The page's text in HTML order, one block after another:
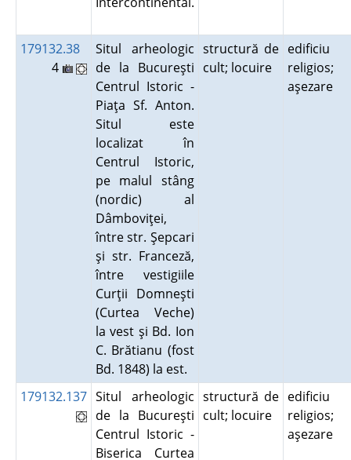
179132.38
4
Situl arheologic
de la Bucureşti
Centrul Istoric -
Piaţa Sf. Anton.
Situl este
localizat în
Centrul Istoric,
pe malul stâng
(nordic) al
Dâmboviţei,
între str. Şepcari
şi str. Franceză,
între vestigiile
Curţii Domneşti
(Curtea Veche)
la vest şi Bd. Ion
C. Brătianu (fost
Bd. 1848) la est.
structură de
cult; locuire
edificiu
religios;
aşezare
179132.137 Situl arheologic
de la Bucureşti
Centrul Istoric -
Biserica Curtea
structură de
cult; locuire
edificiu
religios;
aşezare